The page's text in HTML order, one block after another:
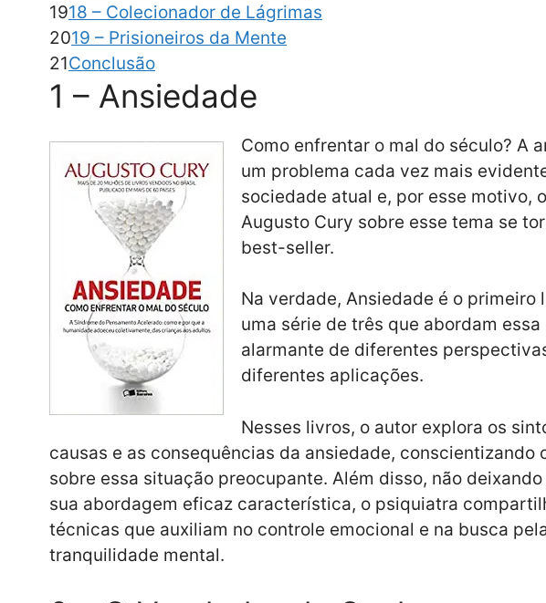
1918 – Colecionador de Lágrimas
2019 – Prisioneiros da Mente
21Conclusão
1 – Ansiedade
Como enfrentar o mal do século? A
um problema cada vez mais
sociedade atual e, por esse motivo,
Augusto Cury sobre esse tema se
best-seller.
Na verdade, Ansiedade é o primeiro
uma série de três que abordam
alarmante de diferentes
diferentes aplicações.
Nesses livros, o autor explora os
causas e as consequências da ansiedade, conscientizando
sobre essa situação preocupante. Além disso, não
sua abordagem eficaz característica, o psiquiatra
técnicas que auxiliam no controle emocional e na busca
tranquilidade mental.